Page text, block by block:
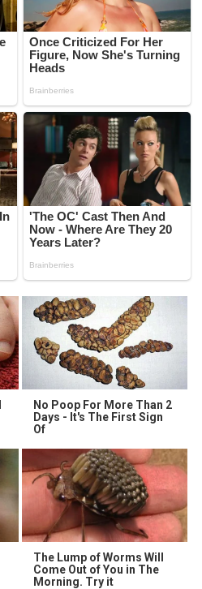
No Poop For More Than 2
Days - It's The First Sign
Of
The Lump of Worms Will
Come Out of You in The
Morning. Try it